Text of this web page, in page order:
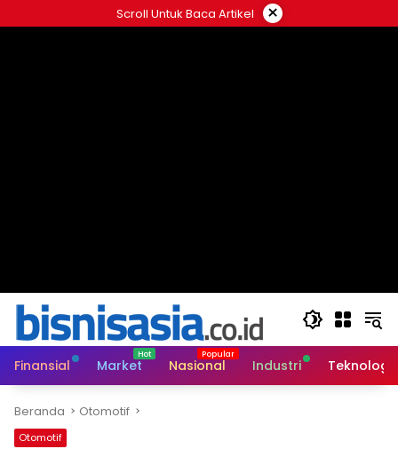
ke
Scroll Untuk Baca Artikel ×
Finansial Market Nasional Industri Teknologi
Beranda Otomotif
Otomotif